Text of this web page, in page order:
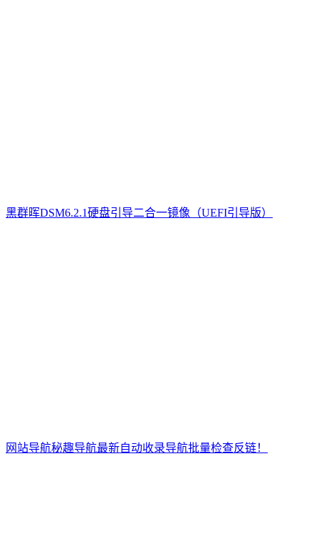
黑群晖DSM6.2.1硬盘引导二合一镜像（UEFI引导版）
网站导航秘趣导航最新自动收录导航批量检查反链！